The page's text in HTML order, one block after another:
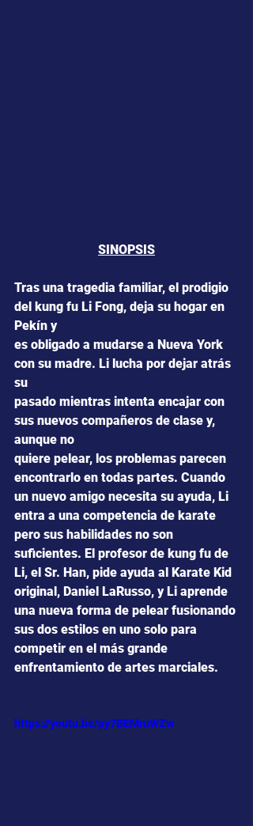
SINOPSIS
Tras una tragedia familiar, el prodigio
del kung fu Li Fong, deja su hogar en
Pekín y
es obligado a mudarse a Nueva York
con su madre. Li lucha por dejar atrás
su
pasado mientras intenta encajar con
sus nuevos compañeros de clase y,
aunque no
quiere pelear, los problemas parecen
encontrarlo en todas partes. Cuando
un nuevo amigo necesita su ayuda, Li
entra a una competencia de karate
pero sus habilidades no son
suficientes. El profesor de kung fu de
Li, el Sr. Han, pide ayuda al Karate Kid
original, Daniel LaRusso, y Li aprende
una nueva forma de pelear fusionando
sus dos estilos en uno solo para
competir en el más grande
enfrentamiento de artes marciales.
https://youtu.be/py7BEMruWZw